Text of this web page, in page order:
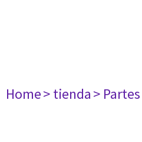
Home> tienda> Partes